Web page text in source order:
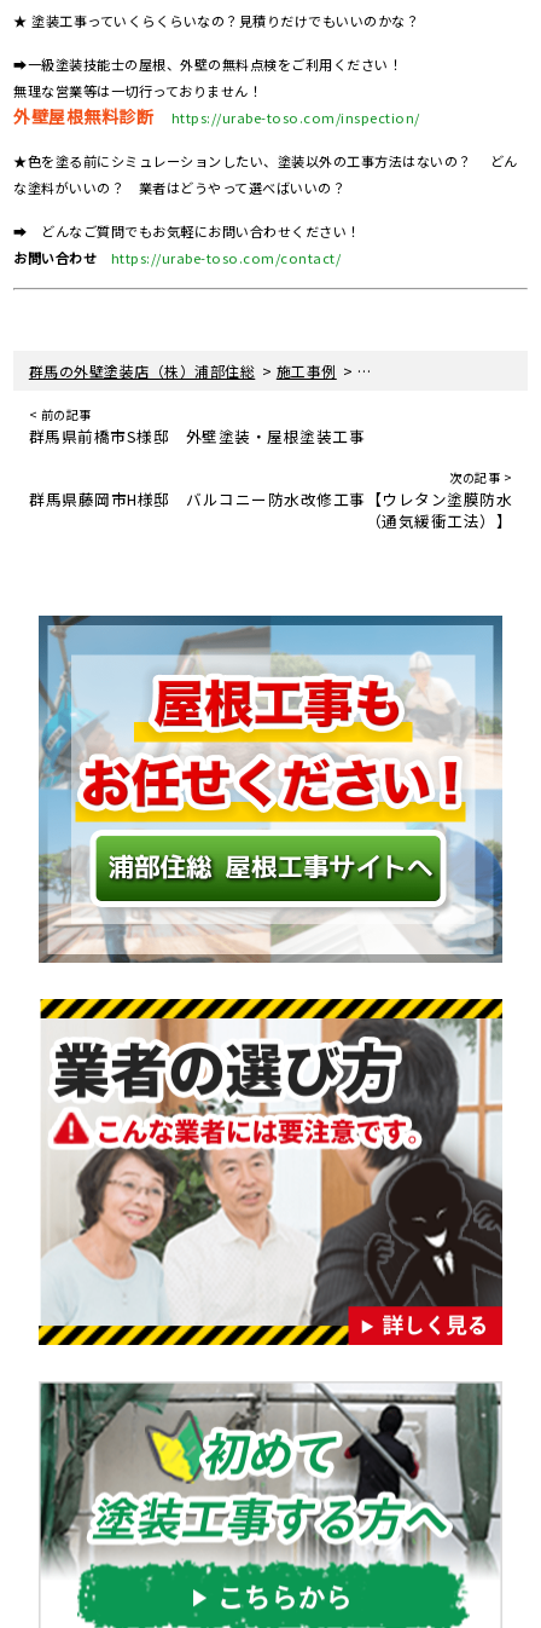
★ 塗装工事っていくらくらいなの？見積りだけでもいいのかな？
➡一級塗装技能士の屋根、外壁の無料点検をご利用ください！
無理な営業等は一切行っておりません！
外壁屋根無料診断 https://urabe-toso.com/inspection/
★色を塗る前にシミュレーションしたい、塗装以外の工事方法はないの？ どん
な塗料がいいの？ 業者はどうやって選べばいいの？
➡ どんなご質問でもお気軽にお問い合わせください！
お問い合わせ
https://urabe-toso.com/contact/
群馬の外壁塗装店（株）浦部住総 > 施工事例 > 群馬県伊勢崎市T様邸 外
< 前の記事
群馬県前橋市S様邸 外壁塗装・屋根塗装工事
次の記事 >
群馬県藤岡市H様邸 バルコニー防水改修工事【ウレタン塗膜防水
（通気緩衝工法）】